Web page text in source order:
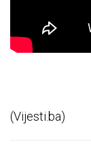
(Vijesti.ba)